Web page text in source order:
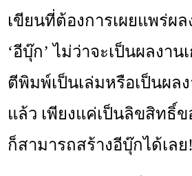
เขียนที่ต้องการเผยแพร่ผ
‘อีบุ๊ก’ ไม่ว่าจะเป็นผลงาน
ตีพิมพ์เป็นเล่มหรือเป็นผล
แล้ว เพียงแค่เป็นลิขสิทธิ์ข
ก็สามารถสร้างอีบุ๊กได้เลย!